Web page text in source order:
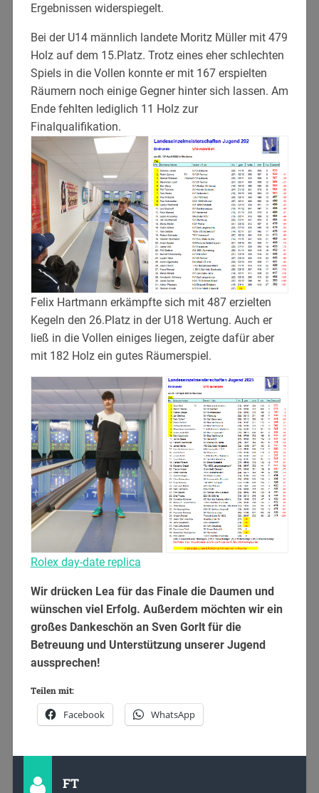
Ergebnissen widerspiegelt.
Bei der U14 männlich landete Moritz Müller mit 479
Holz auf dem 15.Platz. Trotz eines eher schlechten
Spiels in die Vollen konnte er mit 167 erspielten
Räumern noch einige Gegner hinter sich lassen. Am
Ende fehlten lediglich 11 Holz zur
Finalqualifikation.
Felix Hartmann erkämpfte sich mit 487 erzielten
Kegeln den 26.Platz in der U18 Wertung. Auch er
ließ in die Vollen einiges liegen, zeigte dafür aber
mit 182 Holz ein gutes Räumerspiel.
Rolex day-date replica
Wir drücken Lea für das Finale die Daumen und
wünschen viel Erfolg. Außerdem möchten wir ein
großes Dankeschön an Sven Gorlt für die
Betreuung und Unterstützung unserer Jugend
aussprechen!
Teilen mit:
Facebook WhatsApp
FT